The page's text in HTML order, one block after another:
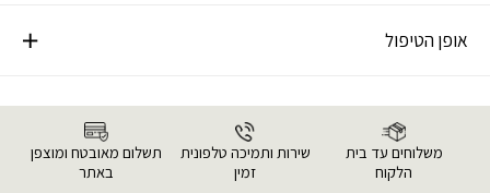
אופן הטיפול
משלוחים עד בית
הלקוח
שירות ותמיכה טלפונית
זמין
תשלום מאובטח ומוצפן
באתר